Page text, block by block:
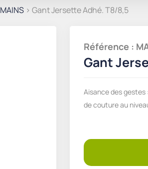
> Gant Jersette Adhé. T8/8,5
Référence :
Gant
Aisance des
de couture au